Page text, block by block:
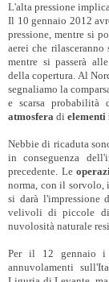
L'alta pressione
Il 10 gennaio 2012
pressione, mentre si
aerei che
mentre si passerà
della copertura. Al
segnaliamo la
e scarsa probabilità
atmosfera di
Nebbie di ricaduta
in conseguenza
precedente. Le
norma, con il sorvolo,
si darà l'impressione
velivoli di piccole
nuvolosità naturale
Per il 12 gennaio i
annuvolamenti